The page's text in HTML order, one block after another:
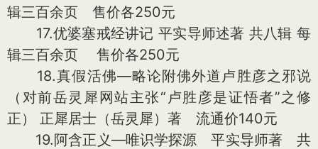
辑三百余页 售价各250元
17.优婆塞戒经讲记 平实导师述著 共八辑 每
辑三百余页 售价各250元
18.真假活佛—略论附佛外道卢胜彦之邪说
（对前岳灵犀网站主张“卢胜彦是证悟者”之修
正） 正犀居士（岳灵犀）著 流通价140元
19.阿含正义—唯识学探源 平实导师著 共